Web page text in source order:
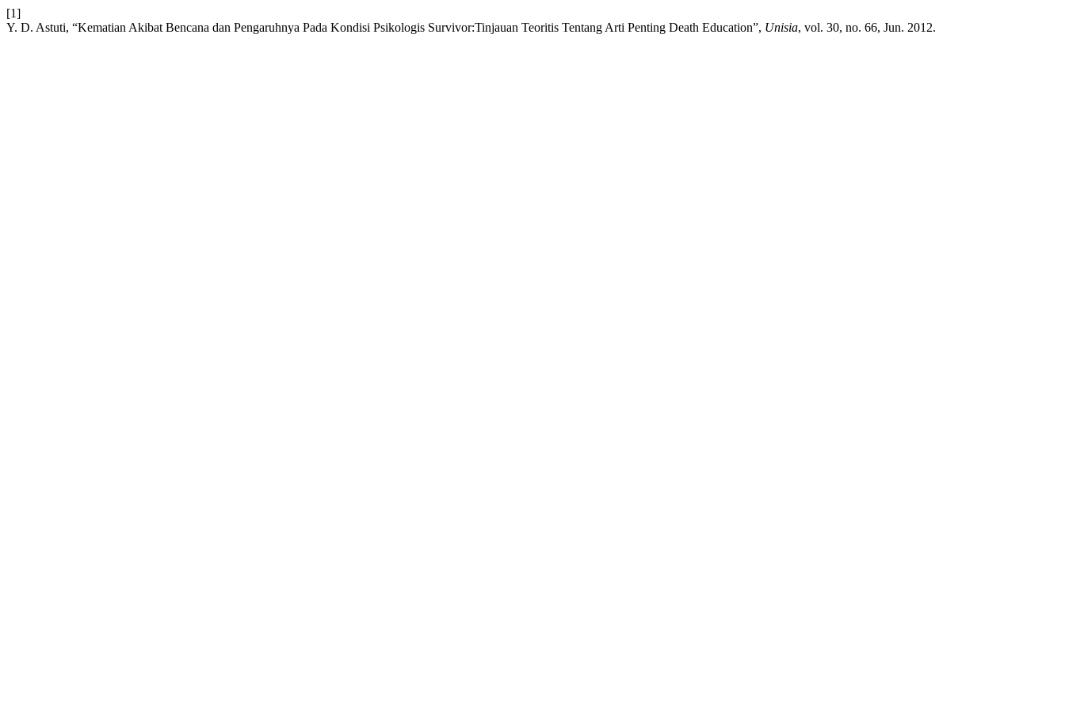
[1]
Y. D. Astuti, “Kematian Akibat Bencana dan Pengaruhnya Pada Kondisi Psikologis Survivor:Tinjauan Teoritis Tentang Arti Penting Death Education”, Unisia, vol. 30, no. 66, Jun. 2012.